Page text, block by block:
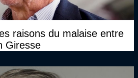
raisons du malaise entre
Giresse